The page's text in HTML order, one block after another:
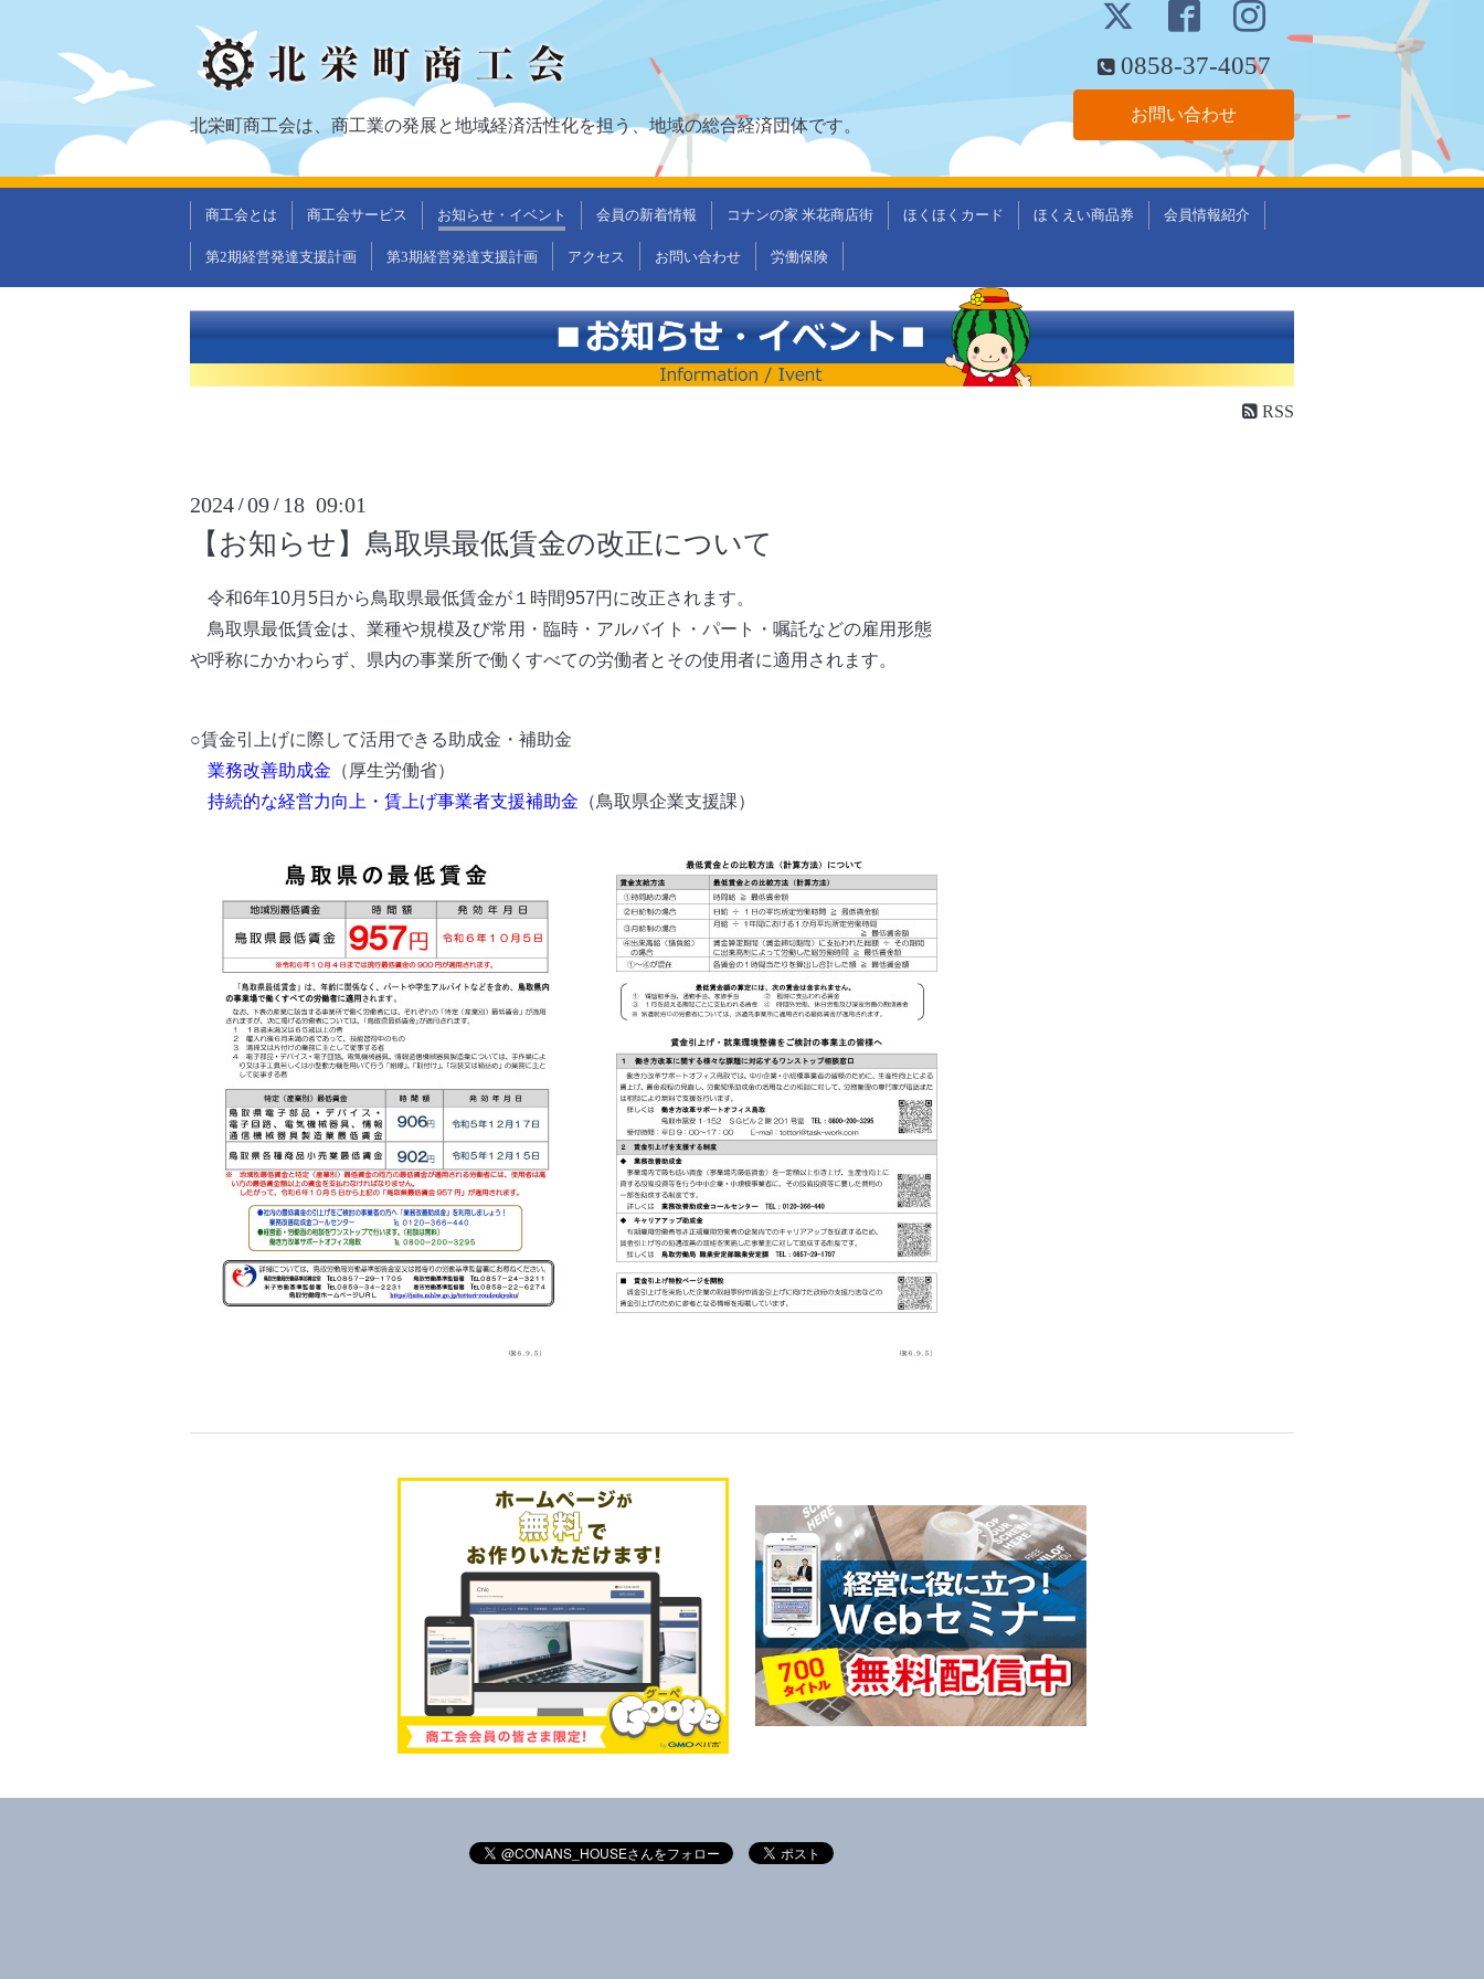
北栄町商工会は、商工業の発展と地域経済活性化を担う、地域の総合経済団体です。
0858-37-4057
お問い合わせ
商工会とは 商工会サービス お知らせ・イベント 会員の新着情報 コナンの家 米花商店街 ほくほくカード ほくえい商品券 会員情報紹介
第2期経営発達支援計画 第3期経営発達支援計画 アクセス お問い合わせ 労働保険
RSS
2024 /09 / 18 09:01
【お知らせ】鳥取県最低賃金の改正について
令和6年10月5日から鳥取県最低賃金が１時間957円に改正されます。
鳥取県最低賃金は、業種や規模及び常用・臨時・アルバイト・パート・嘱託などの雇用形態
や呼称にかかわらず、県内の事業所で働くすべての労働者とその使用者に適用されます。
○賃金引上げに際して活用できる助成金・補助金
業務改善助成金 （厚生労働省）
持続的な経営力向上・賃上げ事業者支援補助金 （鳥取県企業支援課）